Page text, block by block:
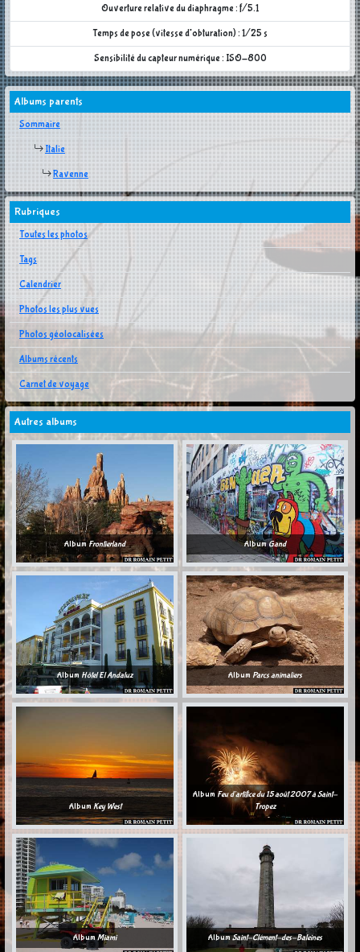
Ouverture relative du diaphragme : f/5.1
Temps de pose (vitesse d'obturation) : 1/25 s
Sensibilité du capteur numérique : ISO-800
Albums parents
Sommaire
Italie
Ravenne
Rubriques
Toutes les photos
Tags
Calendrier
Photos les plus vues
Photos géolocalisées
Albums récents
Carnet de voyage
Autres albums
AlbumFrontierland AlbumGand
Album Hôtel El Andaluz Album Parcs animaliers
Album Key West
Album Feu d'artifice du 15 août 2007 à Saint-
Tropez
AlbumMiami AlbumSaint-Clément-des-Baleines